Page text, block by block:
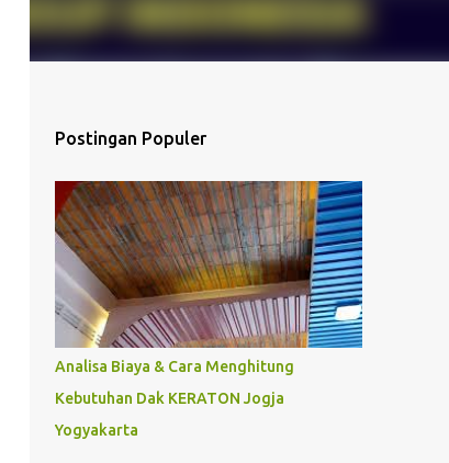
Postingan Populer
Analisa Biaya & Cara Menghitung
Kebutuhan Dak KERATON Jogja
Yogyakarta